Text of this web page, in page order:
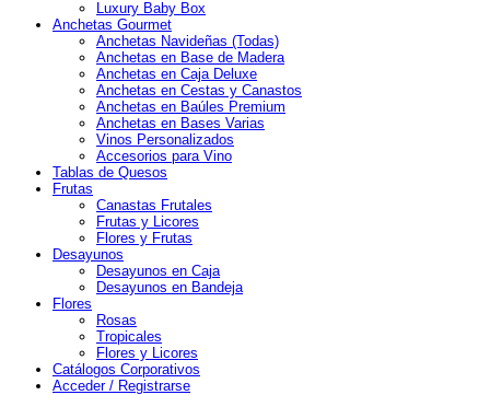
Luxury Baby Box
Anchetas Gourmet
Anchetas Navideñas (Todas)
Anchetas en Base de Madera
Anchetas en Caja Deluxe
Anchetas en Cestas y Canastos
Anchetas en Baúles Premium
Anchetas en Bases Varias
Vinos Personalizados
Accesorios para Vino
Tablas de Quesos
Frutas
Canastas Frutales
Frutas y Licores
Flores y Frutas
Desayunos
Desayunos en Caja
Desayunos en Bandeja
Flores
Rosas
Tropicales
Flores y Licores
Catálogos Corporativos
Acceder / Registrarse